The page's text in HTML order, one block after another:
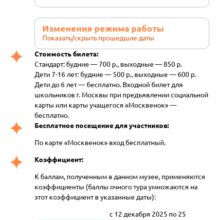
Изменения режима работы
Показать/скрыть прошедшие даты
Стоимость билета:
Стандарт: будние — 700 р., выходные — 850 р.
Дети 7-16 лет: будние — 500 р., выходные — 600 р.
Дети до 6 лет — бесплатно. Входной билет для
школьников г. Москвы при предъявлении социальной
карты или карты учащегося «Москвенок» —
бесплатно.
Бесплатное посещение для участников:
По карте «Москвенок» вход бесплатный.
Коэффициент:
К баллам, полученным в данном музее, применяются
коэффициенты (баллы очного тура умножаются на
этот коэффициент в указанные даты):
с 12 декабря 2025 по 25